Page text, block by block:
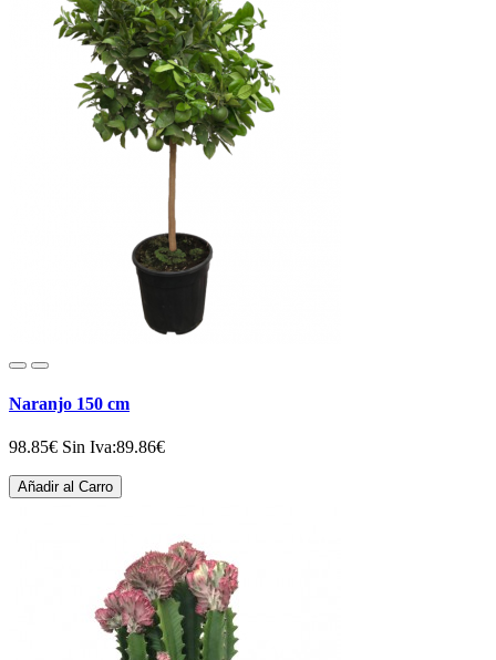
Naranjo 150 cm
98.85€ Sin Iva:89.86€
Añadir al Carro